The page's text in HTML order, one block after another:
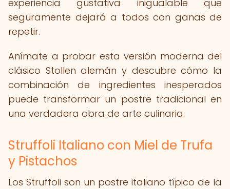
experiencia gustativa inigualable que
seguramente dejará a todos con ganas de
repetir.
Anímate a probar esta versión moderna del
clásico Stollen alemán y descubre cómo la
combinación de ingredientes inesperados
puede transformar un postre tradicional en
una verdadera obra de arte culinaria.
Struffoli Italiano con Miel de Trufa
y Pistachos
Los Struffoli son un postre italiano típico de la